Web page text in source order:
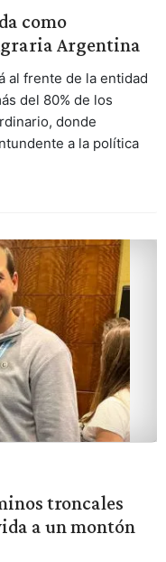
como
Argentina
al frente de la entidad
del 80% de los
donde
a la política
troncales
a un montón